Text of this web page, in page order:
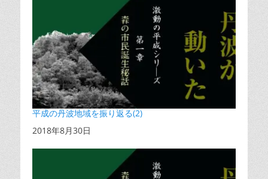
平成の丹波地域を振り返る(2)
日付
2018年8月30日